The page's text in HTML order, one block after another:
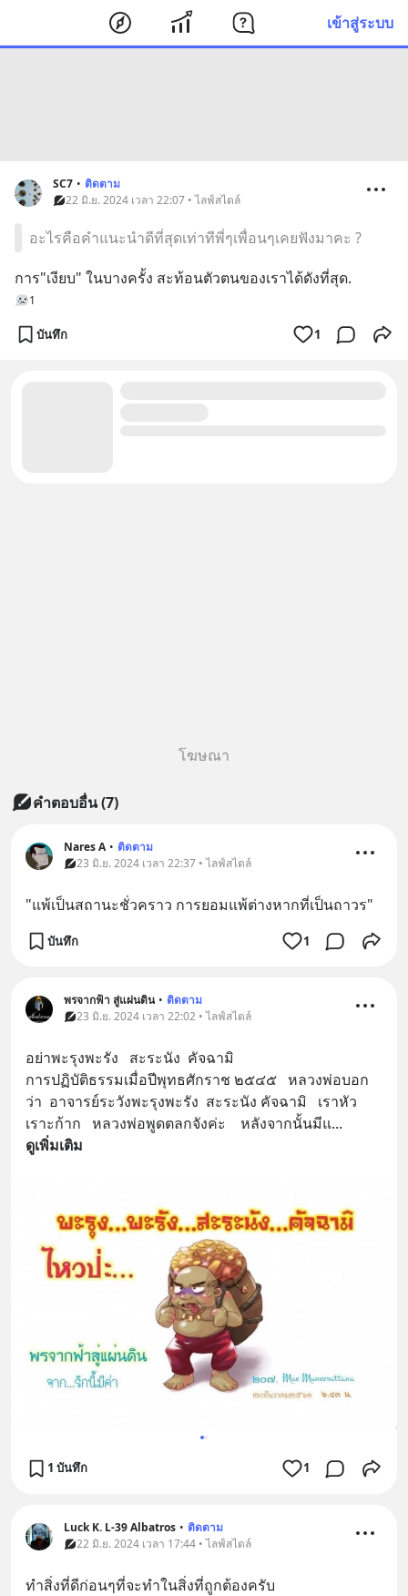
เข้าสู่ระบบ
SC7 • ติดตาม
22 มิ.ย. 2024 เวลา 22:07 • ไลฟ์สไตล์
อะไรคือคำแนะนำดีที่สุดเท่าทีพี่ๆเพื่อนๆเคยฟังมาคะ ?
การ"เงียบ" ในบางครั้ง สะท้อนตัวตนของเราได้ดังที่สุด.
1
บันทึก 1
โฆษณา
คำตอบอื่น(7)
Nares A • ติดตาม
23 มิ.ย. 2024 เวลา 22:37 • ไลฟ์สไตล์
"แพ้เป็นสถานะชั่วคราว การยอมแพ้ต่างหากที่เป็นถาวร"
บันทึก 1
พรจากฟ้า สู่แผ่นดิน • ติดตาม
23 มิ.ย. 2024 เวลา 22:02 • ไลฟ์สไตล์
อย่าพะรุงพะรัง   สะระนัง  คัจฉามิ
การปฏิบัติธรรมเมื่อปีพุทธศักราช ๒๕๔๕   หลวงพ่อบอก
ว่า  อาจารย์ระวังพะรุงพะรัง  สะระนัง คัจฉามิ   เราหัว
เราะก้าก   หลวงพ่อพูดตลกจังค่ะ    หลังจากนั้นมีแ...
ดูเพิ่มเติม
1 บันทึก 1
Luck K. L-39 Albatros • ติดตาม
22 มิ.ย. 2024 เวลา 17:44 • ไลฟ์สไตล์
ทำสิ่งที่ดีก่อนๆที่จะทำในสิ่งที่ถูกต้องครับ